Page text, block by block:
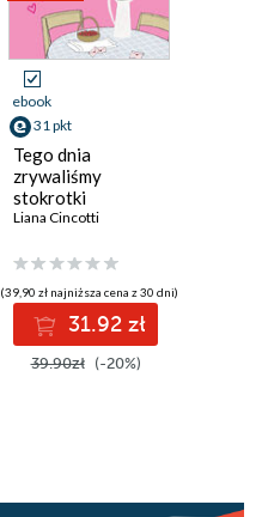
ebook
31 pkt
Tego dnia
zrywaliśmy
stokrotki
Liana Cincotti
(39,90 zł najniższa cena z 30 dni)
31.92 zł
39.90zł (-20%)